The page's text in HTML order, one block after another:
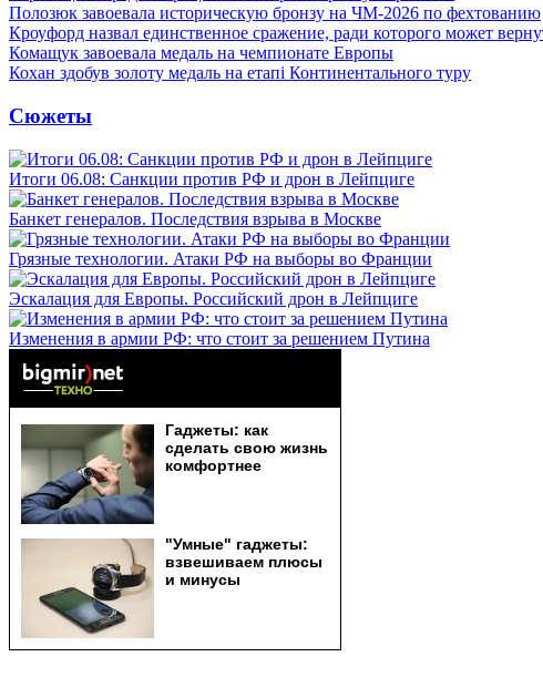
Полозюк завоевала историческую бронзу на ЧМ-2026 по фехтованию
Кроуфорд назвал единственное сражение, ради которого может
Комащук завоевала медаль на чемпионате Европы
Кохан здобув золоту медаль на етапі Континентального туру
Сюжеты
Итоги 06.08: Санкции против РФ и дрон в Лейпциге
Банкет генералов. Последствия взрыва в Москве
Грязные технологии. Атаки РФ на выборы во Франции
Эскалация для Европы. Российский дрон в Лейпциге
Изменения в армии РФ: что стоит за решением Путина